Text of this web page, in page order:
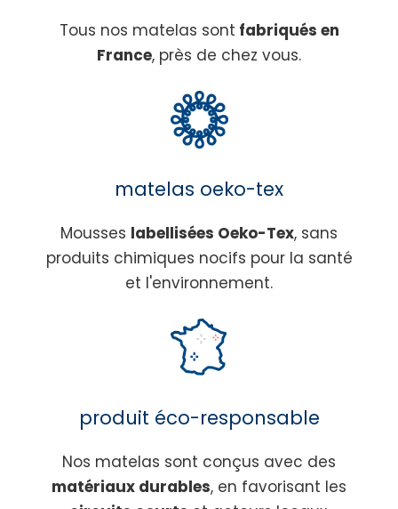
Tous nos matelas sont fabriqués en
France, près de chez vous.
matelas oeko-tex
Mousses labellisées Oeko-Tex, sans
produits chimiques nocifs pour la santé
et l'environnement.
produit éco-responsable
Nos matelas sont conçus avec des
matériaux durables, en favorisant les